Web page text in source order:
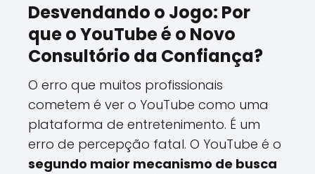
Desvendando o Jogo: Por
que o YouTube é o Novo
Consultório da Confiança?
O erro que muitos profissionais
cometem é ver o YouTube como uma
plataforma de entretenimento. É um
erro de percepção fatal. O YouTube é o
segundo maior mecanismo de busca